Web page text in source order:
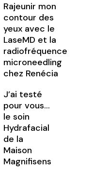
Rajeunir mon
contour des
yeux avec le
LaseMD et la
radiofréquence
microneedling
chez Renécia
J’ai testé
pour vous…
le soin
Hydrafacial
de la
Maison
Magnifisens